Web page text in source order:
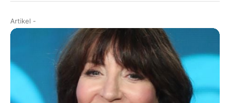
Artikel -